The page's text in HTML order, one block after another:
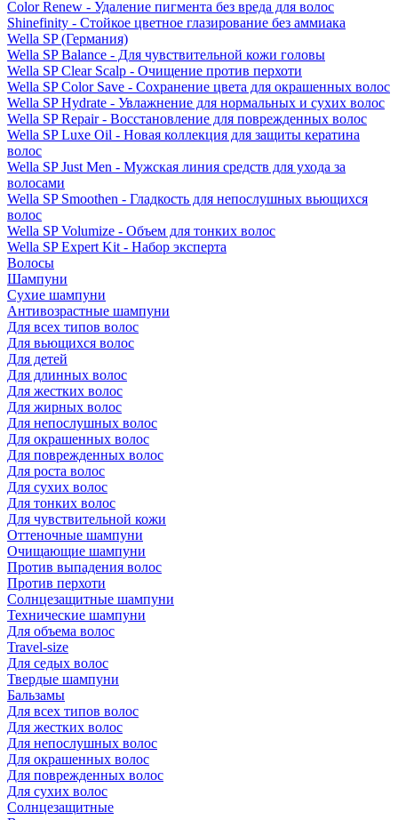
Color Renew - Удаление пигмента без вреда для волос
Shinefinity - Стойкое цветное глазирование без аммиака
Wella SP (Германия)
Wella SP Balance - Для чувствительной кожи головы
Wella SP Clear Scalp - Очищение против перхоти
Wella SP Color Save - Сохранение цвета для окрашенных волос
Wella SP Hydrate - Увлажнение для нормальных и сухих волос
Wella SP Repair - Восстановление для поврежденных волос
Wella SP Luxe Oil - Новая коллекция для защиты кератина
волос
Wella SP Just Men - Мужская линия средств для ухода за
волосами
Wella SP Smoothen - Гладкость для непослушных вьющихся
волос
Wella SP Volumize - Объем для тонких волос
Wella SP Expert Kit - Набор эксперта
Волосы
Шампуни
Сухие шампуни
Антивозрастные шампуни
Для всех типов волос
Для вьющихся волос
Для детей
Для длинных волос
Для жестких волос
Для жирных волос
Для непослушных волос
Для окрашенных волос
Для поврежденных волос
Для роста волос
Для сухих волос
Для тонких волос
Для чувствительной кожи
Оттеночные шампуни
Очищающие шампуни
Против выпадения волос
Против перхоти
Солнцезащитные шампуни
Технические шампуни
Для объема волос
Travel-size
Для седых волос
Твердые шампуни
Бальзамы
Для всех типов волос
Для жестких волос
Для непослушных волос
Для окрашенных волос
Для поврежденных волос
Для сухих волос
Солнцезащитные